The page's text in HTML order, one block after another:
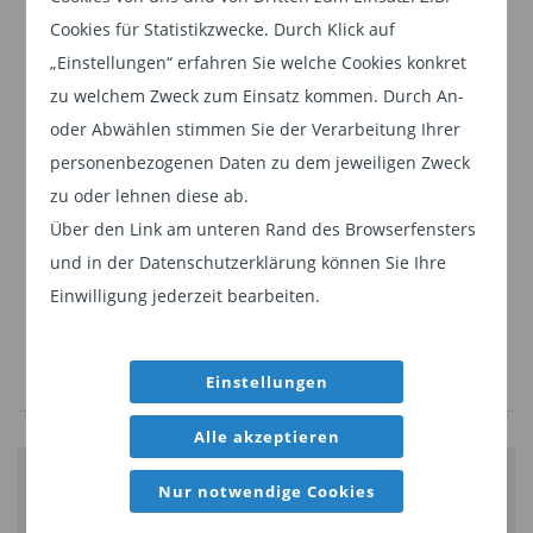
Cookies für Statistikzwecke. Durch Klick auf
„Einstellungen“ erfahren Sie welche Cookies konkret
zu welchem Zweck zum Einsatz kommen. Durch An-
oder Abwählen stimmen Sie der Verarbeitung Ihrer
personenbezogenen Daten zu dem jeweiligen Zweck
zu oder lehnen diese ab.
Über den Link am unteren Rand des Browserfensters
und in der Datenschutzerklärung können Sie Ihre
Einwilligung jederzeit bearbeiten.
Einstellungen
Alle akzeptieren
Nur notwendige Cookies
wirksame Unternehmensführung in Korea
gehören die unzureichende Regulierung
komplexer Eigentumsstrukturen und
Transaktionen mit verbundenen Parteien, die
mangelnde Rechenschaftspflicht für schlechte
Entscheidungen bei der Kapitalallokation und
eine Kultur, die es als respektlos ansieht,
Entscheidungen von Autoritätspersonen in Frage
Eine der größten Herausforderungen sind jedoch
die großen, familienkontrollierten Konglomerate,
die so genannten Chaebols. Chaebols verfügen
oft über erhebliche Macht, was dazu führen kann,
dass bei der Entscheidungsfindung den
und stimmen unserer Datenschutzerklärung
zu.
Weiter
UNTERNEHMENSBROSCHÜRE